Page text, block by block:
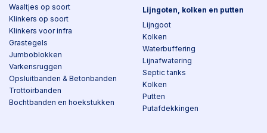
Waaltjes op soort
Klinkers op soort
Klinkers voor infra
Grastegels
Jumboblokken
Varkensruggen
Opsluitbanden & Betonbanden
Trottoirbanden
Bochtbanden en hoekstukken
Lijngoten, kolken en putten
Lijngoot
Kolken
Waterbuffering
Lijnafwatering
Septic tanks
Kolken
Putten
Putafdekkingen